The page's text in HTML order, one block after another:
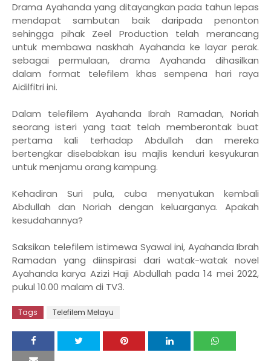
Drama Ayahanda yang ditayangkan pada tahun lepas
mendapat sambutan baik daripada penonton
sehingga pihak Zeel Production telah merancang
untuk membawa naskhah Ayahanda ke layar perak.
sebagai permulaan, drama Ayahanda dihasilkan
dalam format telefilem khas sempena hari raya
Aidilfitri ini.
Dalam telefilem Ayahanda Ibrah Ramadan, Noriah
seorang isteri yang taat telah memberontak buat
pertama kali terhadap Abdullah dan mereka
bertengkar disebabkan isu majlis kenduri kesyukuran
untuk menjamu orang kampung.
Kehadiran Suri pula, cuba menyatukan kembali
Abdullah dan Noriah dengan keluarganya. Apakah
kesudahannya?
Saksikan telefilem istimewa Syawal ini, Ayahanda Ibrah
Ramadan yang diinspirasi dari watak-watak novel
Ayahanda karya Azizi Haji Abdullah pada 14 mei 2022,
pukul 10.00 malam di TV3.
Tags Telefilem Melayu